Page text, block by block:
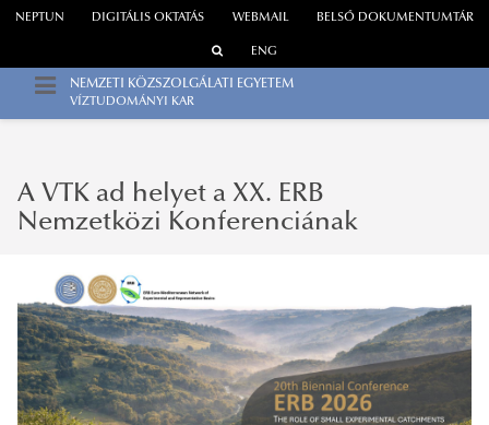
WEBMAIL
NEPTUN DIGITÁLIS OKTATÁS BELSŐ DOKUMENTUMTÁR
ENG
NEMZETI KÖZSZOLGÁLATI EGYETEM
VÍZTUDOMÁNYI KAR
A VTK ad helyet a XX. ERB
Nemzetközi Konferenciának